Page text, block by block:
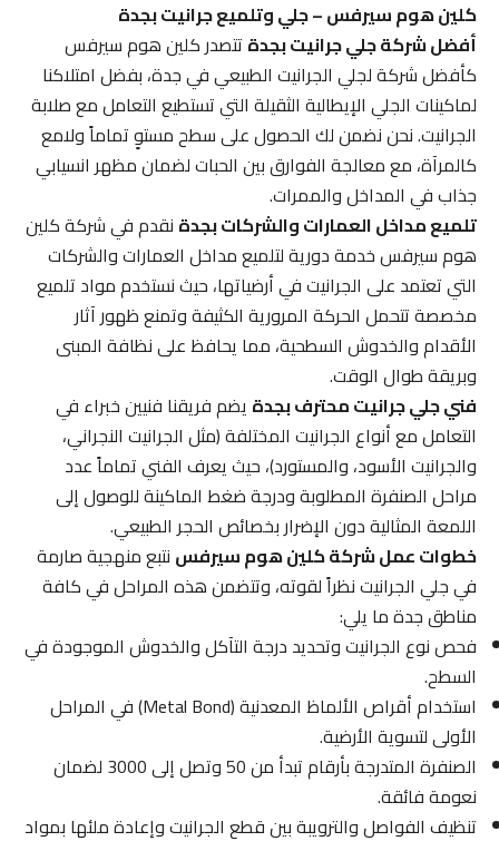
كلين هوم سيرفس – جلي وتلميع جرانيت بجدة
أفضل شركة جلي جرانيت بجدةتتصدر كلين هوم سيرفس
كأفضل شركة لجلي الجرانيت الطبيعي في جدة، بفضل امتلاكنا
لماكينات الجلي الإيطالية الثقيلة التي تستطيع التعامل مع صلابة
الجرانيت. نحن نضمن لك الحصول على سطح مستوٍ تماماً ولامع
كالمرآة، مع معالجة الفوارق بين الحبات لضمان مظهر انسيابي
جذاب في المداخل والممرات.
تلميع مداخل العمارات والشركات بجدةنقدم في شركة كلين
هوم سيرفس خدمة دورية لتلميع مداخل العمارات والشركات
التي تعتمد على الجرانيت في أرضياتها، حيث نستخدم مواد تلميع
مخصصة تتحمل الحركة المرورية الكثيفة وتمنع ظهور آثار
الأقدام والخدوش السطحية، مما يحافظ على نظافة المبنى
وبريقة طوال الوقت.
فني جلي جرانيت محترف بجدةيضم فريقنا فنيين خبراء في
التعامل مع أنواع الجرانيت المختلفة (مثل الجرانيت النجراني،
والجرانيت الأسود، والمستورد)، حيث يعرف الفني تماماً عدد
مراحل الصنفرة المطلوبة ودرجة ضغط الماكينة للوصول إلى
اللمعة المثالية دون الإضرار بخصائص الحجر الطبيعي.
خطوات عمل شركة كلين هوم سيرفسنتبع منهجية صارمة
في جلي الجرانيت نظراً لقوته، وتتضمن هذه المراحل في كافة
مناطق جدة ما يلي:
فحص نوع الجرانيت وتحديد درجة التآكل والخدوش الموجودة في
السطح.
استخدام أقراص الألماظ المعدنية (Metal Bond) في المراحل
الأولى لتسوية الأرضية.
الصنفرة المتدرجة بأرقام تبدأ من 50 وتصل إلى 3000 لضمان
نعومة فائقة.
تنظيف الفواصل والترويبة بين قطع الجرانيت وإعادة ملئها بمواد